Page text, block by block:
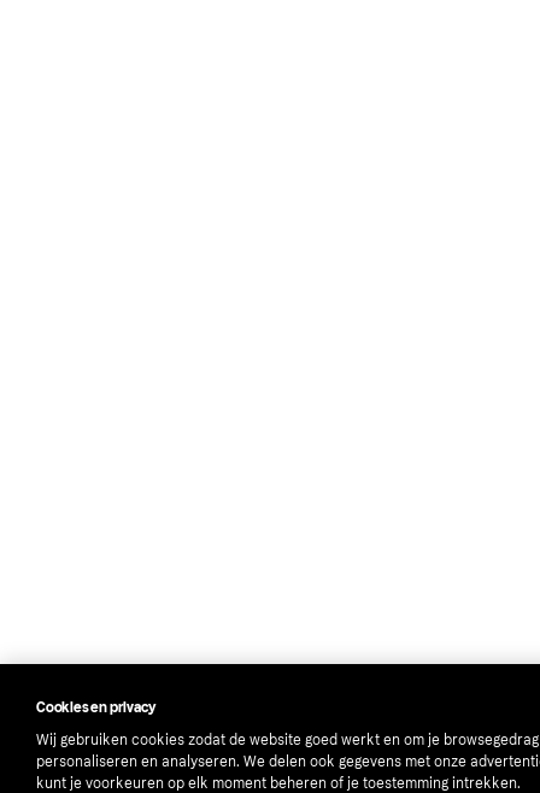
Cookies en privacy
Wij gebruiken cookies zodat de website goed werkt en om je
personaliseren en analyseren. We delen ook gegevens met onze
kunt je voorkeuren op elk moment beheren of je toestemming intrekken.